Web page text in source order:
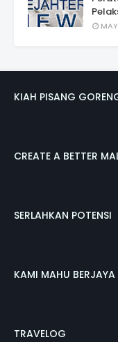
KIAH PISANG
CREATE A BETTER
SERLAHKAN POTENSI
KAMI MAHU BERJAYA
TRAVELOG